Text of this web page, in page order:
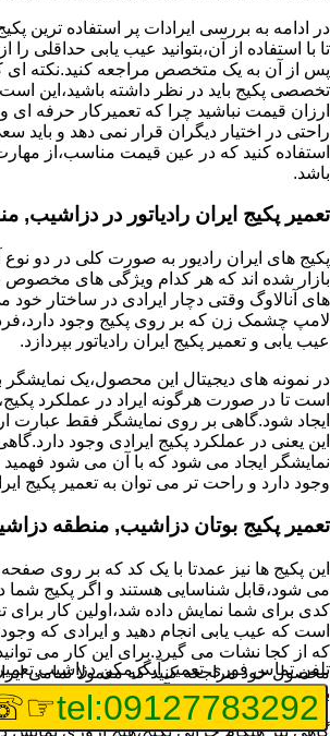
در ادامه به بررسی ایرادات پر استفاده ترین
تا با استفاده از آن،بتوانید عیب یابی حداقلی را
پس از آن به یک متخصص مراجعه کنید.نکته ای
تخصصی پکیج باید در نظر داشته باشید،این
ارزان قیمت نباشید چرا که تعمیرکار حرفه ای
راحتی در اختیار دیگران قرار نمی دهد و باید
استفاده کنید که در عین قیمت مناسب،از مهارت
باشد.
تعمیر پکیج ایران رادیاتور در دزاشیب,
پکیج های ایران رادیور به صورت کلی در دو نوع
بازار شده اند که هر کدام ویژگی های مخصوص
های آنالاوگ وقتی دچار ایرادی در ساختار
لامپ چشمک زن که بر روی پکیج وجود دارد،فرد
عیب یابی و تعمیر پکیج ایران رادیاتور بپردازد.
در نمونه های دیجیتال این محصول،یک نمایشگر
است تا در صورت هرگونه ایراد در عملکرد
ایجاد شود.گاهی بر روی نمایشگر فقط عبارت
این یعنی در عملکرد پکیج ایرادی وجود
نمایشگر ایجاد می شود که با آن می شود فهمید
وجود دارد و راحت تر می توان به تعمیر پکیج
تعمیر پکیج بوتان دزاشیب, منطقه
این پکیج ها نیز عمدتا با یک کد که بر روی صفحه
می شود،قابل شناسایی هستند و اگر پکیج شما
کدی برای شما نمایش داده شد،اولین کار برای
است که عیب یابی انجام دهید و ایرادی که
که از کجا نشات می گیرد.برای این کار می
محصول خود مراجعه کنید که معمولا تمامی
برای پکیج پیش بیاید در آن قرار گرفته است.
گاهی نیز هنگام خرابی پکیج،هیچ اروری نمایش
تلفن تماس فوریتعمیر آبگرمکن
tel:09127783292